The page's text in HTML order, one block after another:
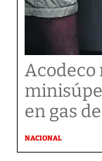
Acodeco
en gas
NACIONAL